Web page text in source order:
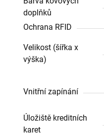
doplňků
Ochrana RFID
Velikost (šířka x
výška)
Vnitřní zapínání
Úložiště kreditních
karet